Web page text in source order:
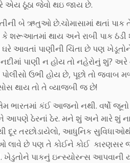
એય ઠૂંઠા જેવો થઇ જાય છે.
બે ઋતુઓ છે.ચોમાસામાં થતાં પાક તે
કે શરૂઆતમાં થાય અને રાબી પાક ઠંડી
આવતાં પાણીની ચિંતા છે પણ
નદીમાં પાણી ન હોય તો નહેરોનું શું?
પોલીસો ઉભી હોય છે, પૂછો તો
થાય તો તે વ્યાજબી જ છે!
ભારતમાં કંઈ આજનો નથી. વર્ષો
ઠેરનાં ઠેર. મને શું અને મારે શું ના
દૂર તરછોડાયેલો, આધુનિક
લાવે છે પણ તે કોઈને કોઈ કારણસર
ખેડુતોને પાકનું ઇન્સ્યોરન્સ